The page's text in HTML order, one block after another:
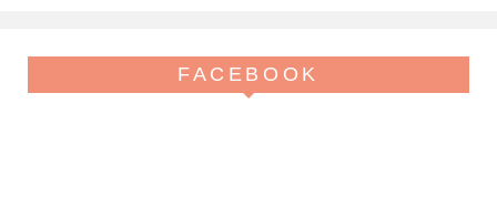
FACEBOOK